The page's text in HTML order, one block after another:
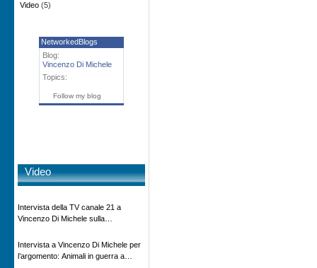
Video (5)
NetworkedBlogs
Blog:
Vincenzo Di Michele
Topics:
Follow my blog
Video
Intervista della TV canale 21 a
Vincenzo Di Michele sulla
Intervista a Vincenzo Di Michele per
l’argomento: Animali in guerra a